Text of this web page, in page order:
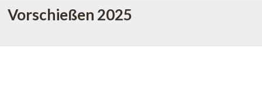
Vorschießen 2025